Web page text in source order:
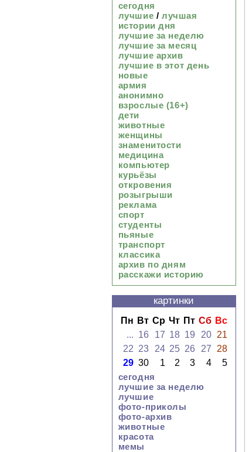
сегодня
лучшие / лучшая
истории дня
лучшие за неделю
лучшие за месяц
лучшие архив
лучшие в этот день
новые
армия
анонимно
взрослые (16+)
дети
животные
женщины
знаменитости
медицина
компьютер
курьёзы
откровения
розыгрыши
реклама
спорт
студенты
пьяные
транспорт
классика
архив по дням
расскажи историю
картинки
Пн Вт Ср Чт Пт Сб Вс
... 16 17 18 19 20
21
22 23 24 25 26 27
28
29 30 1 2 3 4
5
сегодня
лучшие за неделю
лучшие
фото-приколы
фото-архив
животные
красота
мемы